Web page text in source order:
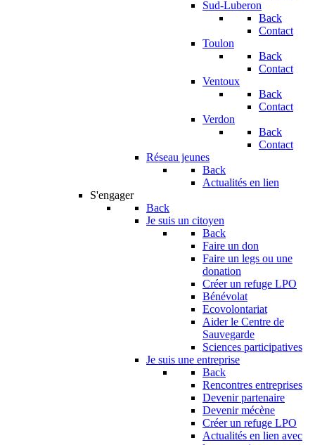
Sud-Luberon
Back
Contact
Toulon
Back
Contact
Ventoux
Back
Contact
Verdon
Back
Contact
Réseau jeunes
Back
Actualités en lien
S'engager
Back
Je suis un citoyen
Back
Faire un don
Faire un legs ou une
donation
Créer un refuge LPO
Bénévolat
Ecovolontariat
Aider le Centre de
Sauvegarde
Sciences participatives
Je suis une entreprise
Back
Rencontres entreprises
Devenir partenaire
Devenir mécène
Créer un refuge LPO
Actualités en lien avec